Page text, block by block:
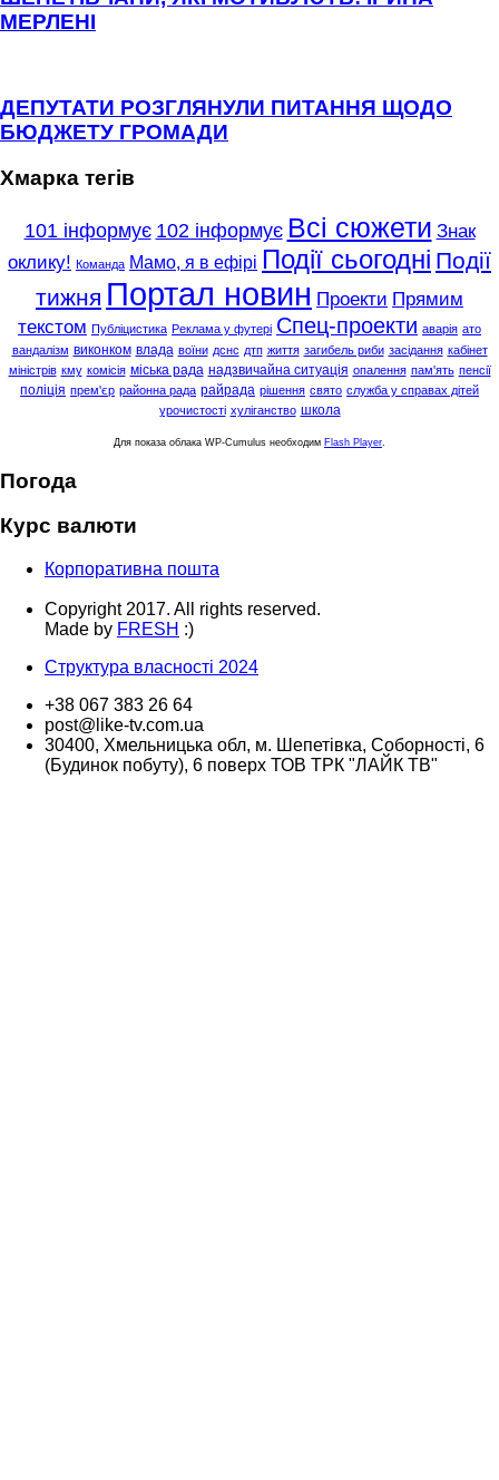
МЕРЛЕНІ
ДЕПУТАТИ РОЗГЛЯНУЛИ ПИТАННЯ ЩОДО
БЮДЖЕТУ ГРОМАДИ
Хмарка тегів
101 інформує 102 інформує Всі сюжети Знак
оклику! Команда Мамо, я в ефірі Події сьогодні Події
тижня Портал новин Проекти Прямим
текстом Публіцистика Реклама у футері Спец-проекти аварія ато
вандалізм виконком влада воїни дснс дтп життя загибель риби засідання кабінет
міністрів кму комісія міська рада надзвичайна ситуація опалення пам'ять пенсії
поліція прем'єр районна рада райрада рішення свято служба у справах дітей
урочистості хуліганство школа
Для показа облака WP-Cumulus необходим Flash Player
Погода
Курс валюти
Корпоративна пошта
Copyright 2017. All rights reserved.
Made by FRESH :)
Структура власності 2024
+38 067 383 26 64
post@like-tv.com.ua
30400, Хмельницька обл, м. Шепетівка, Соборності, 6
(Будинок побуту), 6 поверх ТОВ ТРК "ЛАЙК ТВ"